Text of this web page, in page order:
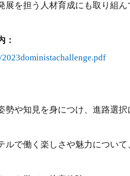
を担う人材育成にも取り組ん
：
や知見を身につけ、進路選択
で働く楽しさや魅力について